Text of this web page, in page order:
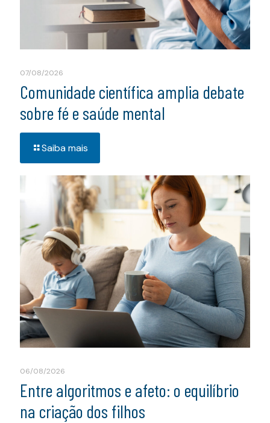
07/08/2026
Comunidade científica amplia debate
sobre fé e saúde mental
Saiba mais
06/08/2026
Entre algoritmos e afeto: o equilíbrio
na criação dos filhos